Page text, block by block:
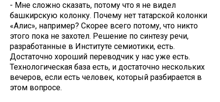
- Мне сложно сказать, потому что я не видел
башкирскую колонку. Почему нет татарской колонки
«Алисә», например? Скорее всего потому, что никто
этого пока не захотел. Решение по синтезу речи,
разработанные в Институте семиотики, есть.
Достаточно хороший переводчик у нас уже есть.
Технологическая база есть, и достаточно нескольких
вечеров, если есть человек, который разбирается в
этом вопросе.